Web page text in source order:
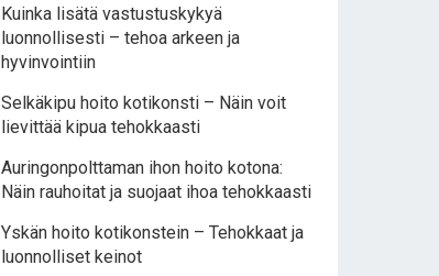
Kuinka lisätä vastustuskykyä
luonnollisesti – tehoa arkeen ja
hyvinvointiin
Selkäkipu hoito kotikonsti – Näin voit
lievittää kipua tehokkaasti
Auringonpolttaman ihon hoito kotona:
Näin rauhoitat ja suojaat ihoa tehokkaasti
Yskän hoito kotikonstein – Tehokkaat ja
luonnolliset keinot